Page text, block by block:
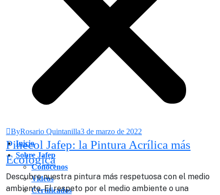
Inicio
Sobre Jafep
Conócenos
Videos
Certificados
ByRosario Quintanilla3 de marzo de 2022
Pinecol Jafep: la Pintura Acrílica más
Ecológica
Descubre nuestra pintura más respetuosa con el medio
ambiente. El respeto por el medio ambiente o una